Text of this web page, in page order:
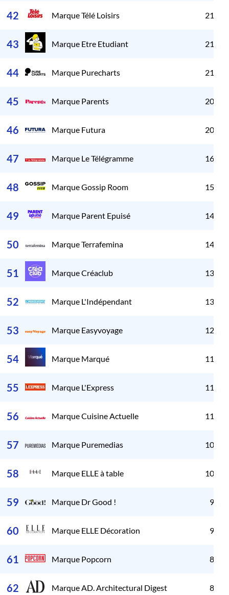
42 Marque Télé Loisirs 21
43 Marque Etre Etudiant 21
44 Marque Purecharts 21
45 Marque Parents 20
46 Marque Futura 20
47 Marque Le Télégramme 16
48 Marque Gossip Room 15
49 Marque Parent Epuisé 14
50 Marque Terrafemina 14
51 Marque Créaclub 13
52 Marque L'Indépendant 13
53 Marque Easyvoyage 12
54 Marque Marqué 11
55 Marque L'Express 11
56 Marque Cuisine Actuelle 11
57 Marque Puremedias 10
58 Marque ELLE à table 10
59 Marque Dr Good ! 9
60 Marque ELLE Décoration 9
61 Marque Popcorn 8
62 Marque AD. Architectural Digest 8